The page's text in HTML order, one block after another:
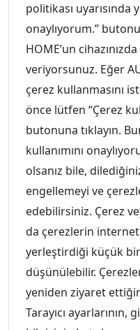
politikası uyarısında
onaylıyorum.”
HOME’un
veriyorsunuz. Eğer
çerez kullanmasını
önce lütfen “Çerez
butonuna tıklayın.
kullanımını
olsanız bile,
engellemeyi ve
edebilirsiniz. Çerez
da çerezlerin internet
yerleştirdiği küçük
düşünülebilir.
yeniden ziyaret
Tarayıcı